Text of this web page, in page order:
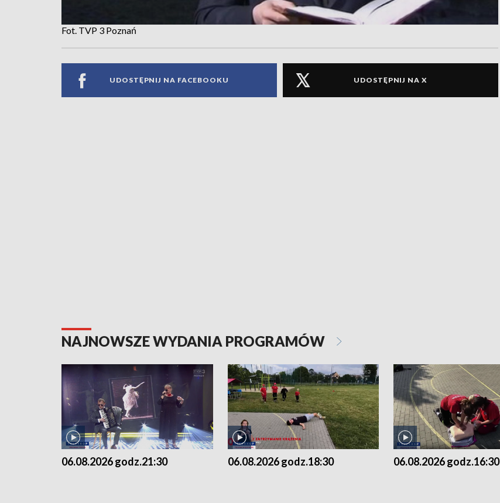
Fot. TVP 3 Poznań
UDOSTĘPNIJ NA FACEBOOKU UDOSTĘPNIJ NA X
NAJNOWSZE WYDANIA PROGRAMÓW
06.08.2026 godz.21:30 06.08.2026 godz.18:30 06.08.2026 godz.16:30